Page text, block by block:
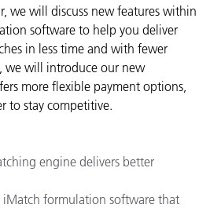
we will discuss new features within
software to help you deliver
in less time and with fewer
we will introduce our new
more flexible payment options,
to stay competitive.
engine delivers better
formulation software that